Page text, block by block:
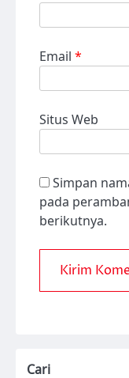
Email *
Situs Web
Simpan
pada
berikutnya.
Cari